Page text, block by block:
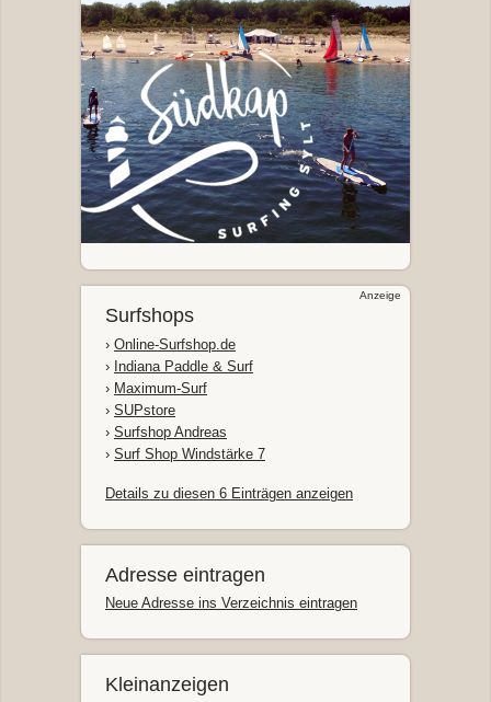
Anzeige
Surfshops
› Online-Surfshop.de
› Indiana Paddle & Surf
› Maximum-Surf
› SUPstore
› Surfshop Andreas
› Surf Shop Windstärke 7
Details zu diesen 6 Einträgen anzeigen
Adresse eintragen
Neue Adresse ins Verzeichnis eintragen
Kleinanzeigen